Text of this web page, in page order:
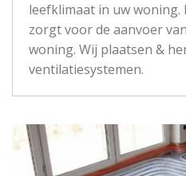
leefklimaat in uw woning.
zorgt voor de aanvoer
woning. Wij plaatsen &
ventilatiesystemen.